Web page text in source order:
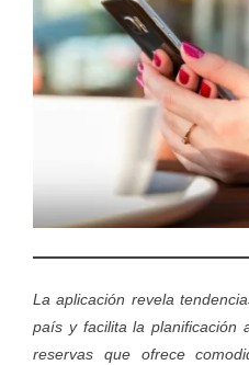
La aplicación revela
país y facilita la planificación
reservas que ofrece